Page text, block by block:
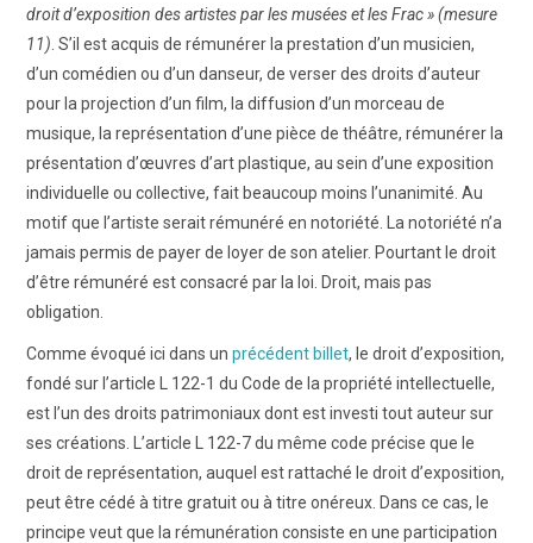
droitd’exposition des artistes par les musées etles Frac » (mesure
11) . S’il est acquis de rémunérer la prestation d’un musicien,
d’un comédien ou d’un danseur, de verser des droits d’auteur
pour la projection d’un film, la diffusion d’un morceau de
musique, la représentation d’une pièce de théâtre, rémunérer la
présentation d’œuvres d’art plastique, au sein d’une exposition
individuelle ou collective, fait beaucoup moins l’unanimité. Au
motif que l’artiste serait rémunéré en notoriété. La notoriété n’a
jamais permis de payer de loyer de son atelier. Pourtant le droit
d’être rémunéré est consacré par la loi. Droit, mais pas
obligation.
Comme évoqué ici dans unprécédent billet, le droit d’exposition,
fondé sur l’article L 122-1 du Code de la propriété intellectuelle,
est l’un des droits patrimoniaux dont est investi tout auteur sur
ses créations. L’article L 122-7 du même code précise que le
droit de représentation, auquel est rattaché le droit d’exposition,
peut être cédé à titre gratuit ou à titre onéreux. Dans ce cas, le
principe veut que la rémunération consiste en une participation